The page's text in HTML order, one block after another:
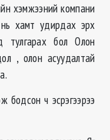
хэмжээний компани
хамт удирдах эрх
тулгарах бол Олон
, олон асуудалтай
бодсон ч эсрэгээрээ